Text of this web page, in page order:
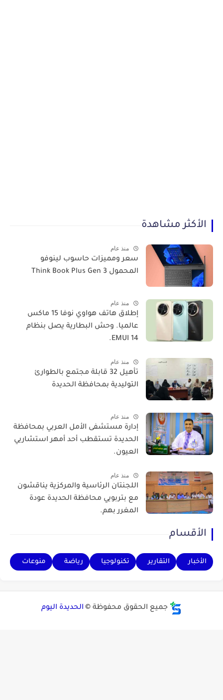
الأكثر مشاهدة
منذ عام
سعر ومميزات حاسوب لينوفو
المحمول Think Book Plus Gen 3
منذ عام
​إطلاق هاتف هواوي نوفا 15 ماكس
عالميا. وحش البطارية يصل بنظام
EMUI 14.
منذ عام
تأهيل 32 قابلة مجتمع بالطوارئ
التوليدية بمحافظة الحديدة
منذ عام
إدارة مستشفى الأمل العربي بمحافظة
الحديدة تستقطب أحد أمهر استشاريي
العيون.
منذ عام
اللجنتان الرئاسية والمركزية يناقشون
مع بتربويي محافظة الحديدة عودة
المغرر بهم.
الأقسام
الأخبار التقارير تكنولوجيا رياضة منوعات
جميع الحقوق محفوظة © الحديدة اليوم